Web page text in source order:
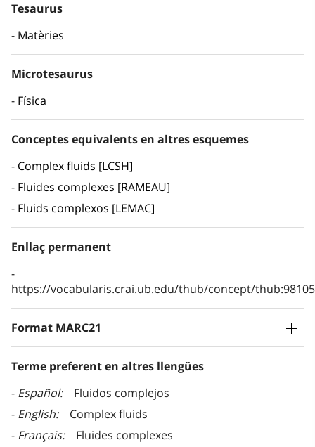
Tesaurus
Matèries
Microtesaurus
Física
Conceptes equivalents en altres esquemes
Complex fluids [LCSH]
Fluides complexes [RAMEAU]
Fluids complexos [LEMAC]
Enllaç permanent
https://vocabularis.crai.ub.edu/thub/concept/
Format MARC21
Terme preferent en altres llengües
Español
Fluidos complejos
English
Complex fluids
Français
Fluides complexes